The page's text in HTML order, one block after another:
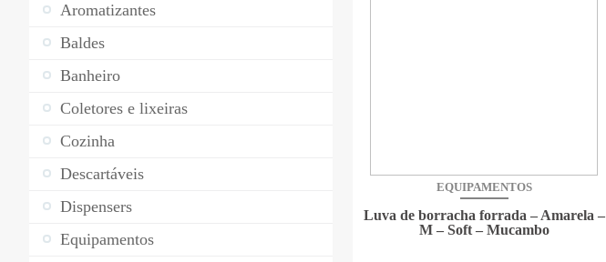
Aromatizantes
Baldes
Banheiro
Coletores e lixeiras
Cozinha
Descartáveis
Dispensers
Equipamentos
EQUIPAMENTOS
Luva de borracha forrada – Amarela –
M – Soft – Mucambo